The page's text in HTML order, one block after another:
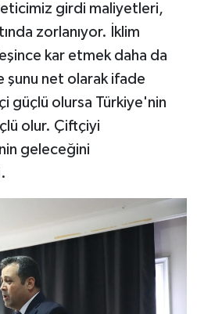
girdi maliyetleri,
zorlanıyor. İklim
kar etmek daha da
şunu net olarak ifade
güçlü olursa Türkiye'nin
olur. Çiftçiyi
geleceğini